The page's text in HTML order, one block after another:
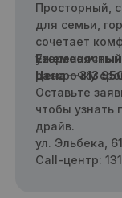
Просторный,
для семьи,
сочетает
уверенность
рассрочку
Ежемесячный
Цена —313
Оставьте
чтобы узнать
драйв.
ул. Эльбека,
Call-центр: